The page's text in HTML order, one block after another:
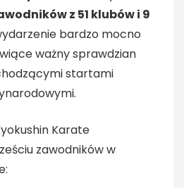
z 51 klubów i 9
bardzo mocno
ważny sprawdzian
startami
Karate
zawodników w